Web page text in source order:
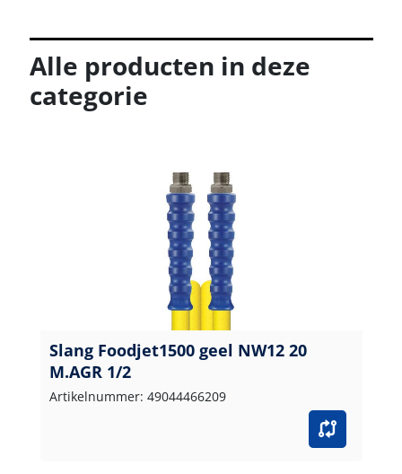
Alle producten in deze
categorie
Slang Foodjet1500 geel NW12 20
M.AGR 1/2
Artikelnummer: 49044466209